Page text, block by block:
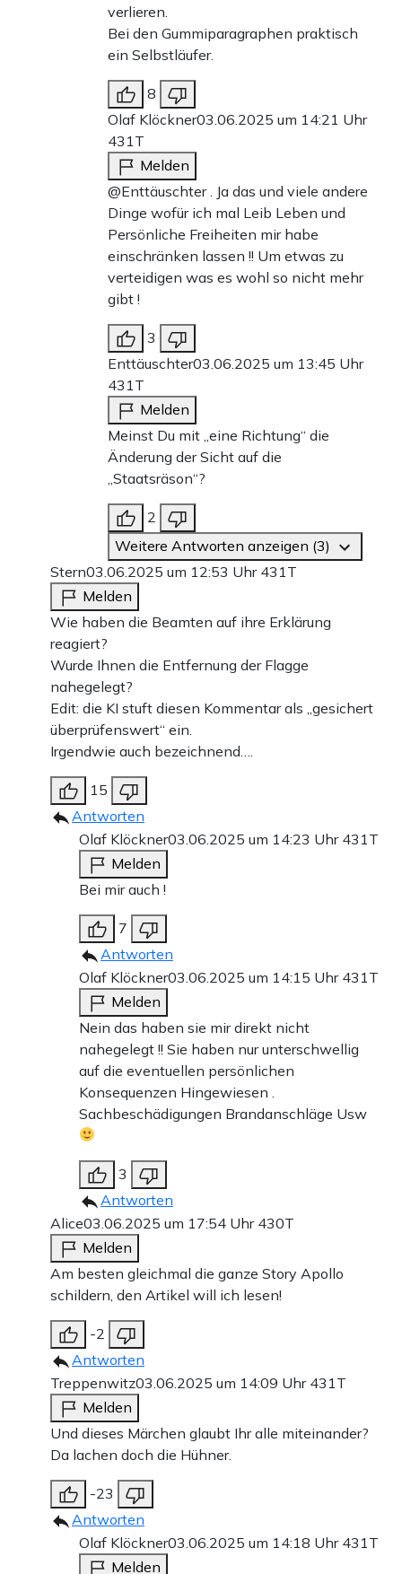
verlieren.
Bei den Gummiparagraphen praktisch
ein Selbstläufer.
8
Olaf Klöckner03.06.2025 um 14:21 Uhr
431T
Melden
@Enttäuschter . Ja das und viele andere
Dinge wofür ich mal Leib Leben und
Persönliche Freiheiten mir habe
einschränken lassen !! Um etwas zu
verteidigen was es wohl so nicht mehr
gibt !
3
Enttäuschter03.06.2025 um 13:45 Uhr
431T
Melden
Meinst Du mit „eine Richtung“ die
Änderung der Sicht auf die
„Staatsräson“?
2
Weitere Antworten anzeigen (3)
Stern03.06.2025 um 12:53 Uhr 431T
Melden
Wie haben die Beamten auf ihre Erklärung
reagiert?
Wurde Ihnen die Entfernung der Flagge
nahegelegt?
Edit: die KI stuft diesen Kommentar als „gesichert
überprüfenswert“ ein.
Irgendwie auch bezeichnend….
15
Antworten
Olaf Klöckner03.06.2025 um 14:23 Uhr 431T
Melden
Bei mir auch !
7
Antworten
Olaf Klöckner03.06.2025 um 14:15 Uhr 431T
Melden
Nein das haben sie mir direkt nicht
nahegelegt !! Sie haben nur unterschwellig
auf die eventuellen persönlichen
Konsequenzen Hingewiesen .
Sachbeschädigungen Brandanschläge Usw
3
Antworten
Alice03.06.2025 um 17:54 Uhr 430T
Melden
Am besten gleichmal die ganze Story Apollo
schildern, den Artikel will ich lesen!
-2
Antworten
Treppenwitz03.06.2025 um 14:09 Uhr 431T
Melden
Und dieses Märchen glaubt Ihr alle miteinander?
Da lachen doch die Hühner.
-23
Antworten
Olaf Klöckner03.06.2025 um 14:18 Uhr 431T
Melden